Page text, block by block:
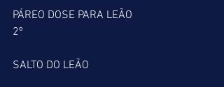
PÁREO DOSE PARA LEÃO
2º
SALTO DO LEÃO